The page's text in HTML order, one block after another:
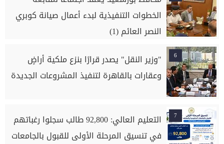
الخطوات التنفيذية لبدء أعمال صيانة كوبري
النصر العائم (1)
6
"وزير النقل" يصدر قرارًا بنزع ملكية أراضٍ
وعقارات بالقاهرة لتنفيذ المشروعات الجديدة
7
التعليم العالي: 92,800 طالب سجلوا رغباتهم
في تنسيق المرحلة الأولى للقبول بالجامعات